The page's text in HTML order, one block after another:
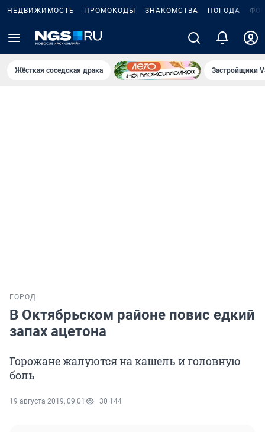
НЕДВИЖИМОСТЬ ПРОМОКОДЫ ЗНАКОМСТВА ПОГОДА
Жёсткая соседская драка Застройщики
ГОРОД
В Октябрьском районе повис едкий
запах ацетона
Горожане жалуются на кашель и головную
боль
19 августа 2019, 09:01 30 144